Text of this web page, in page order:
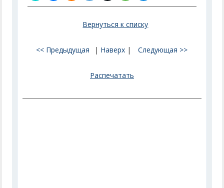
Вернуться к списку
<< Предыдущая | Наверх | Следующая >>
Распечатать